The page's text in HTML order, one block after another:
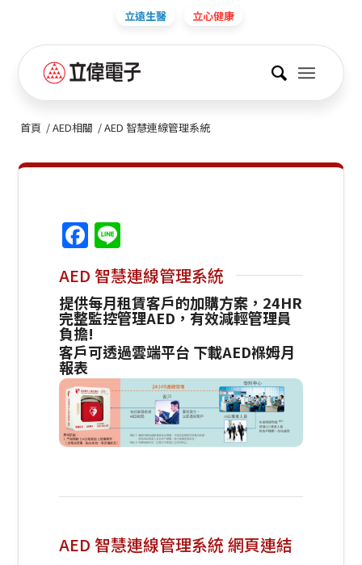
立遠生醫 立心健康
首頁 /AED相關 /AED 智慧連線管理系統
Facebook
AED 智慧連線管理系統
提供每月租賃客戶的加購方案，24HR
完整監控管理AED，有效減輕管理員
負擔!
客戶可透過雲端平台 下載AED褓姆月
報表
AED 智慧連線管理系統 網頁連結